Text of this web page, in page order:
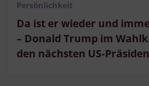
Da ist er wieder und
– Donald Trump im
den nächsten US-
Persönlichkeit